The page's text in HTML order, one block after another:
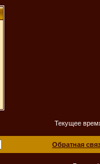
Текущее
Обратная